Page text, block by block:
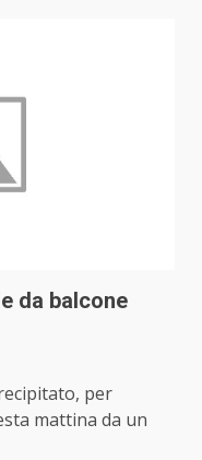
da balcone
per
mattina da un